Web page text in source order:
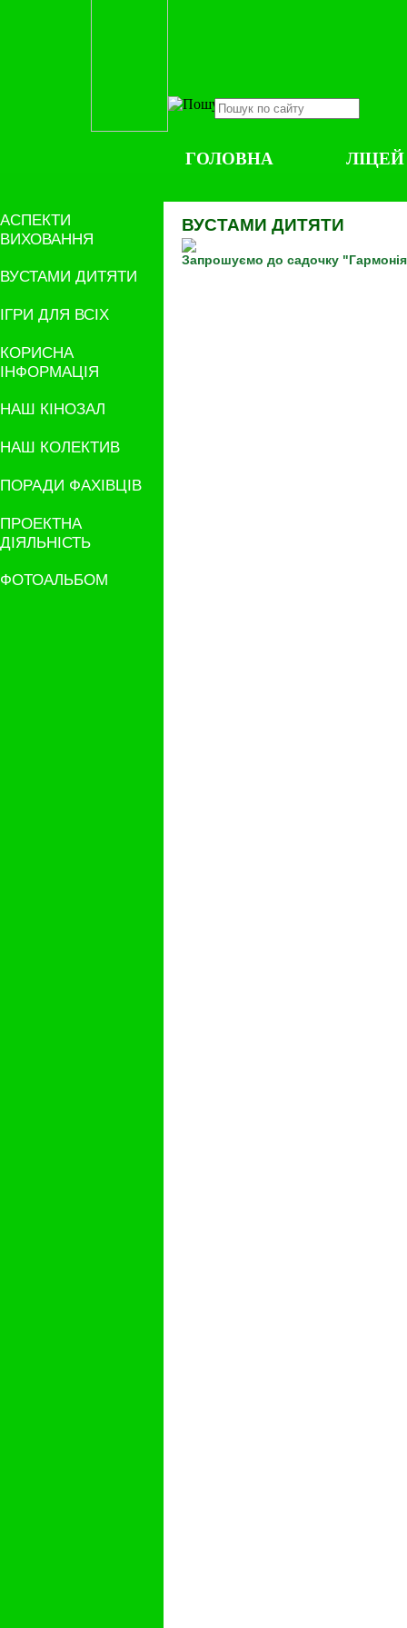
ГОЛОВНА ЛІЦЕЙ
АСПЕКТИ
ВИХОВАННЯ
ВУСТАМИ ДИТЯТИ
ІГРИ ДЛЯ ВСІХ
КОРИСНА
ІНФОРМАЦІЯ
НАШ КІНОЗАЛ
НАШ КОЛЕКТИВ
ПОРАДИ ФАХІВЦІВ
ПРОЕКТНА
ДІЯЛЬНІСТЬ
ФОТОАЛЬБОМ
ВУСТАМИ ДИТЯТИ
Запрошуємо до садочку